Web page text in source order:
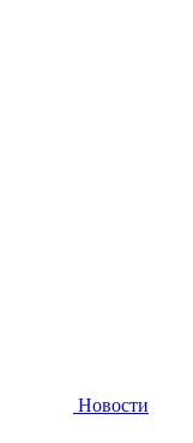
Новости